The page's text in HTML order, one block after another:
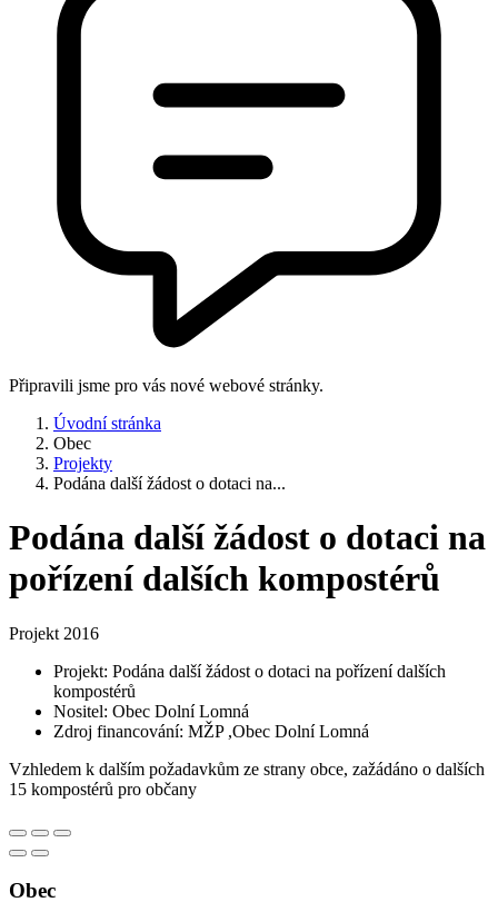
Připravili jsme pro vás nové webové stránky.
Úvodní stránka
Obec
Projekty
Podána další žádost o dotaci na...
Podána další žádost o dotaci na
pořízení dalších kompostérů
Projekt 2016
Projekt: Podána další žádost o dotaci na pořízení dalších
kompostérů
Nositel: Obec Dolní Lomná
Zdroj financování: MŽP ,Obec Dolní Lomná
Vzhledem k dalším požadavkům ze strany obce, zažádáno o dalších
15 kompostérů pro občany
Obec